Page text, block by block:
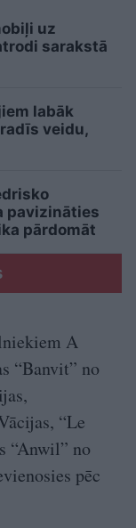
uz
sarakstā
labāk
veidu,
pavizināties
pārdomāt
A
“Banvit” no
“Le
“Anwil” no
pēc